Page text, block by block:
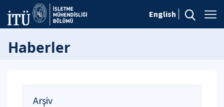
English
Haberler
Arşiv